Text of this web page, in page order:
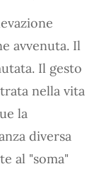
avvenuta. Il
Il gesto
nella vita
la
diversa
al "soma"